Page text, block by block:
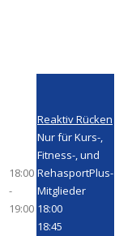
18:00
-
19:00
Reaktiv Rücken
Nur für Kurs-,
Fitness-, und
RehasportPlus-
Mitglieder
18:00
18:45